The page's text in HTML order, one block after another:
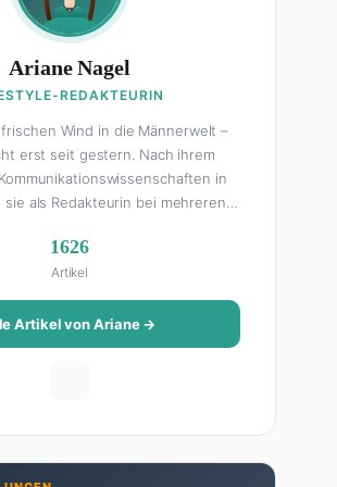
Ariane Nagel
REDAKTEURIN
Wind in die Männerwelt –
erst seit gestern. Nach ihrem
in
sie als Redakteurin bei mehreren
ist. Als Lifestyle-Redakteurin
alles, was das Leben schöner
Design und Reise-Tipps über
hin zu Beziehungsratgebern, die
lesen. Ihre Geheimwaffe: Sie
dem besten Brunch-Spot der
1626
Artikel
Artikel von Ariane →